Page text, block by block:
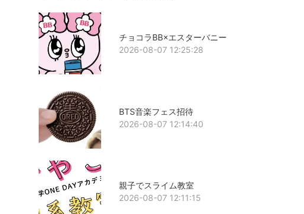
チョコラBB×エスターバニー
2026-08-07 12:25:28
BTS音楽フェス招待
2026-08-07 12:14:40
親子でスライム教室
2026-08-07 12:11:15